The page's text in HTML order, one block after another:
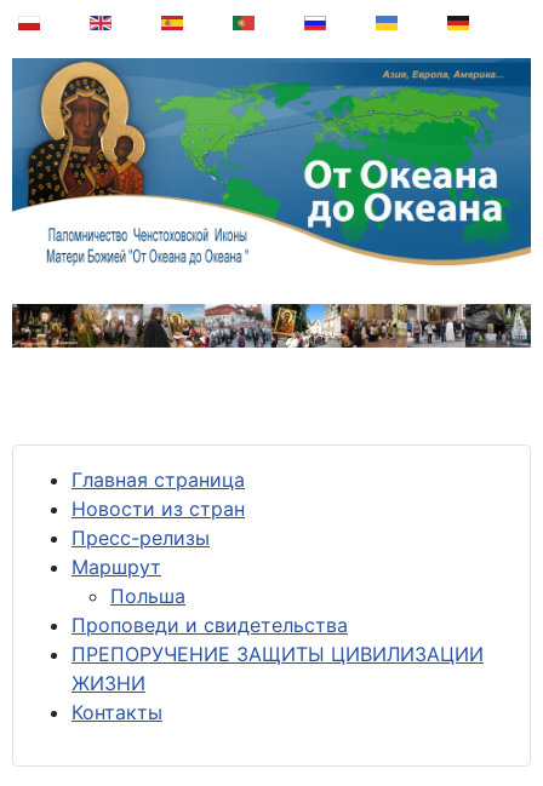
Главная страница
Новости из стран
Пресс-релизы
Маршрут
Польша
Проповеди и свидетельства
ПРЕПОРУЧЕНИЕ ЗАЩИТЫ ЦИВИЛИЗАЦИИ
ЖИЗНИ
Контакты